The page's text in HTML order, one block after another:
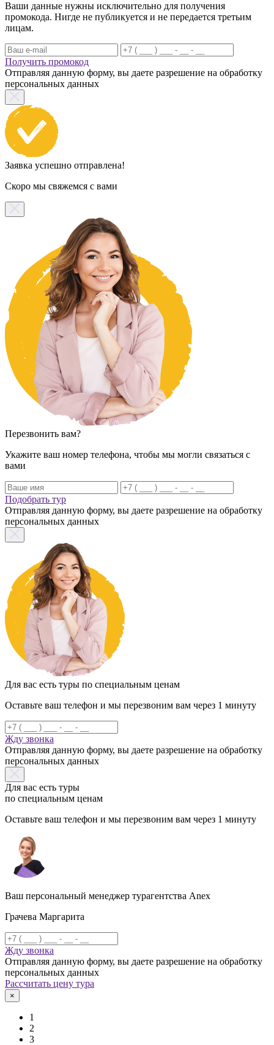
Ваши данные нужны исключительно для получения
промокода. Нигде не публикуется и не передается третьим
лицам.
Получить промокод
Отправляя данную форму, вы даете разрешение на обработку
персональных данных
Заявка успешно отправлена!
Скоро мы свяжемся с вами
Перезвонить вам?
Укажите ваш номер телефона, чтобы мы могли связаться с
вами
Подобрать тур
Отправляя данную форму, вы даете разрешение на обработку
персональных данных
Для вас есть туры по специальным ценам
Оставьте ваш телефон и мы перезвоним вам через 1 минуту
Жду звонка
Отправляя данную форму, вы даете разрешение на обработку
персональных данных
Для вас есть туры
по специальным ценам
Оставьте ваш телефон и мы перезвоним вам через 1 минуту
Ваш персональный менеджер турагентства Anex
Грачева Маргарита
Жду звонка
Отправляя данную форму, вы даете разрешение на обработку
персональных данных
Рассчитать цену тура
×
1
2
3